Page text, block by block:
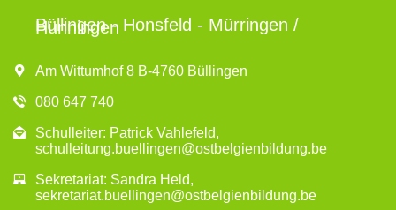
Büllingen - Honsfeld - Mürringen /
Hünningen
Am Wittumhof 8 B-4760 Büllingen
080 647 740
Schulleiter: Patrick Vahlefeld,
schulleitung.buellingen@ostbelgienbildung.be
Sekretariat: Sandra Held,
sekretariat.buellingen@ostbelgienbildung.be